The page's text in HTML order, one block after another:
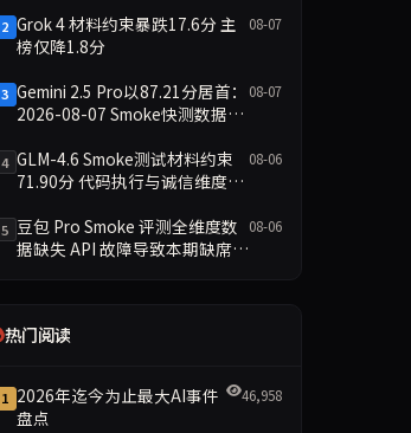
2 Grok 4 材料约束暴跌17.6分 主
榜仅降1.8分
08-07
3 Gemini 2.5 Pro以87.21分居首：
2026-08-07 Smoke快测数据简
08-07
4 GLM-4.6 Smoke测试材料约束
71.90分 代码执行与诚信维度双
08-06
5 豆包 Pro Smoke 评测全维度数
据缺失 API 故障导致本期缺席主
08-06
热门阅读
1 2026年迄今为止最大AI事件
盘点
46,958